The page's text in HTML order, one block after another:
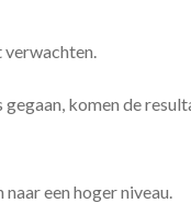
verwachten.
komen de
een hoger niveau.